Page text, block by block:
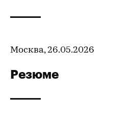
Москва, 26.05.2026
Резюме